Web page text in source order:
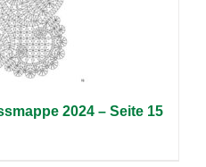
2024 – Seite 15